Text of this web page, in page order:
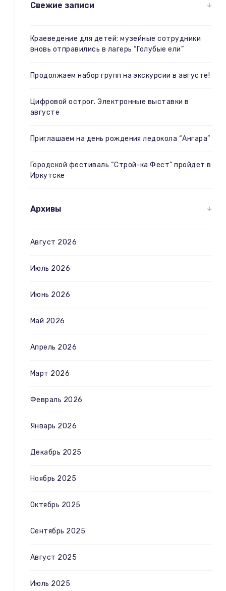
Свежие записи
Краеведение для детей: музейные сотрудники
вновь отправились в лагерь “Голубые ели”
Продолжаем набор групп на экскурсии в августе!
Цифровой острог. Электронные выставки в
августе
Приглашаем на день рождения ледокола “Ангара”
Городской фестиваль “Строй-ка Фест” пройдет в
Иркутске
Архивы
Август 2026
Июль 2026
Июнь 2026
Май 2026
Апрель 2026
Март 2026
Февраль 2026
Январь 2026
Декабрь 2025
Ноябрь 2025
Октябрь 2025
Сентябрь 2025
Август 2025
Июль 2025